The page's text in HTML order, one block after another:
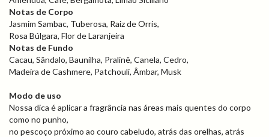
Notas de Corpo
Jasmim Sambac, Tuberosa, Raiz de Orris,
Rosa Búlgara, Flor de Laranjeira
Notas de Fundo
Cacau, Sândalo, Baunilha, Pralinê, Canela, Cedro,
Madeira de Cashmere, Patchouli, Âmbar, Musk
Modo de uso
Nossa dica é aplicar a fragrância nas áreas mais quentes do corpo
como no punho,
no pescoço próximo ao couro cabeludo, atrás das orelhas, atrás